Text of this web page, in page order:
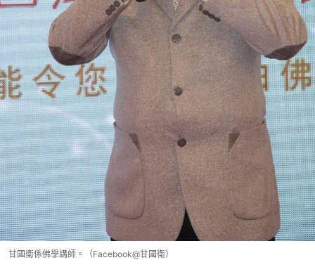
甘國衛係佛學講師。（Facebook@甘國衛）